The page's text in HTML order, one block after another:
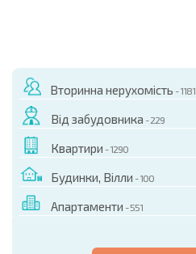
Вторинна нерухомість - 1181
Від забудовника - 229
Квартири - 1290
Будинки, Вілли - 100
Апартаменти - 551